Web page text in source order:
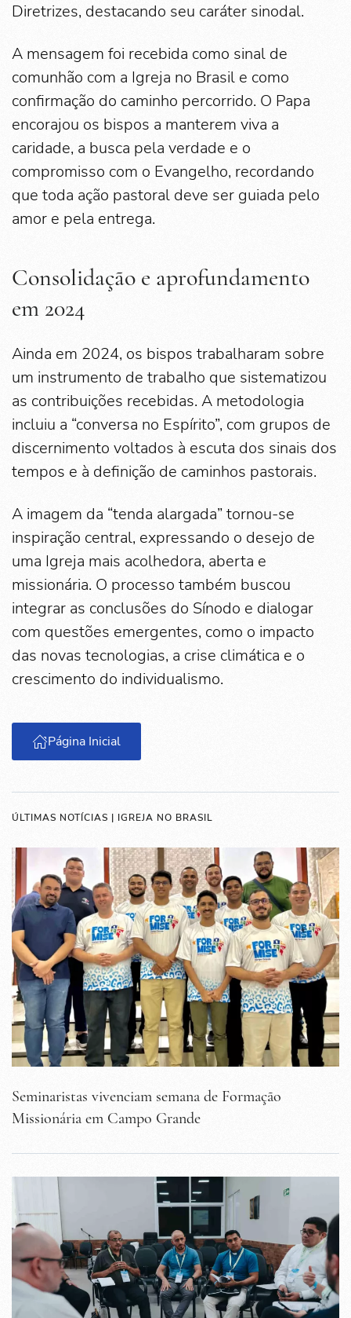
Diretrizes, destacando seu caráter sinodal.
A mensagem foi recebida como sinal de
comunhão com a Igreja no Brasil e como
confirmação do caminho percorrido. O Papa
encorajou os bispos a manterem viva a
caridade, a busca pela verdade e o
compromisso com o Evangelho, recordando
que toda ação pastoral deve ser guiada pelo
amor e pela entrega.
Consolidação e aprofundamento
em 2024
Ainda em 2024, os bispos trabalharam sobre
um instrumento de trabalho que sistematizou
as contribuições recebidas. A metodologia
incluiu a “conversa no Espírito”, com grupos de
discernimento voltados à escuta dos sinais dos
tempos e à definição de caminhos pastorais.
A imagem da “tenda alargada” tornou-se
inspiração central, expressando o desejo de
uma Igreja mais acolhedora, aberta e
missionária. O processo também buscou
integrar as conclusões do Sínodo e dialogar
com questões emergentes, como o impacto
das novas tecnologias, a crise climática e o
crescimento do individualismo.
Página Inicial
ÚLTIMAS NOTÍCIAS | IGREJA NO BRASIL
Seminaristas vivenciam semana de Formação
Missionária em Campo Grande